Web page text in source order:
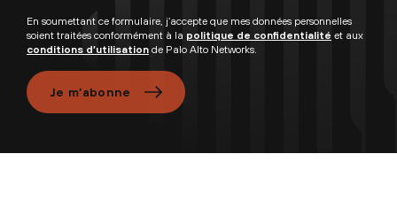
En soumettant ce formulaire, j’accepte que mes données personnelles
soient traitées conformément à la politique de confidentialité et aux
conditions d’utilisation de Palo Alto Networks.
Je m’abonne